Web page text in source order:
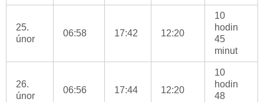
25.
únor
06:58 17:42 12:20
10
hodin
45
minut
26.
únor
06:56 17:44 12:20
10
hodin
48